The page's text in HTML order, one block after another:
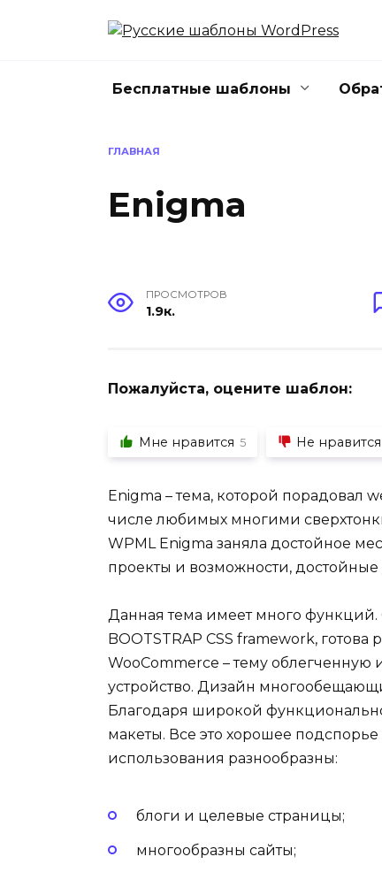
Бесплатные шаблоны
ГЛАВНАЯ
Enigma
ПРОСМОТРОВ
1.9к.
Пожалуйста, оцените шаблон:
Мне нравится 5 Не нравится
Enigma – тема, которой порадовал
числе любимых многими
WPML Enigma заняла достойное
проекты и возможности,
Данная тема имеет много функций.
BOOTSTRAP CSS framework,
WooCommerce – тему облегченную
устройство. Дизайн
Благодаря широкой
макеты. Все это хорошее
использования разнообразны:
блоги и целевые страницы;
многообразны сайты;